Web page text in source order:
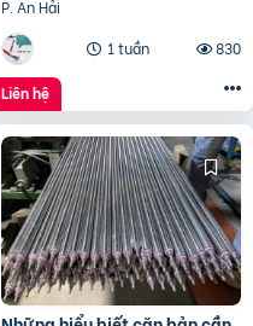
dây điện
P. An Hải
1 tuần
830
Liên hệ